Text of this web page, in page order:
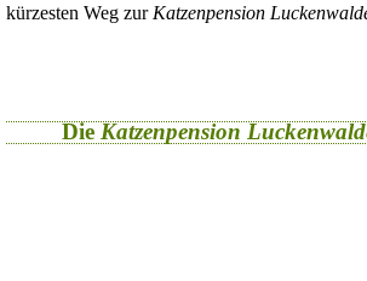
kürzesten Weg zur Katzenpension
Die Katzenpension